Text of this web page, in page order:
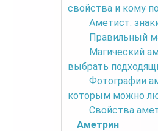
свойства и кому
Аметист:
Правильный
Магический
выбрать
Фотографии
которым можно
Свойства
Аметрин